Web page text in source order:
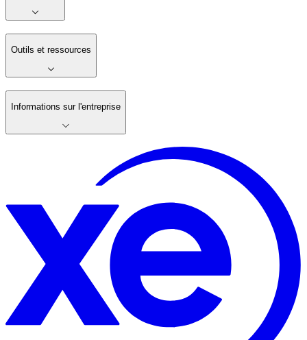
Outils et ressources
Informations sur l'entreprise